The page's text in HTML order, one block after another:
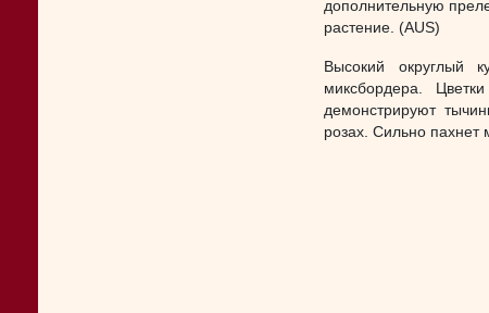
дополнительную
растение. (AUS)
Высокий округлый
миксбордера.
демонстрируют
розах. Сильно